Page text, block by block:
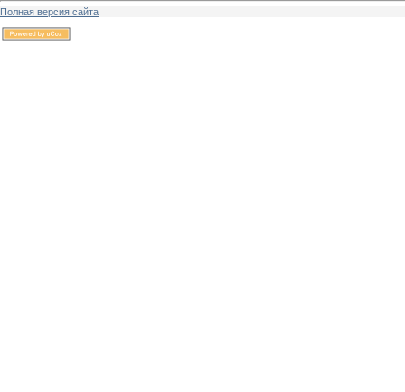
Полная версия сайта